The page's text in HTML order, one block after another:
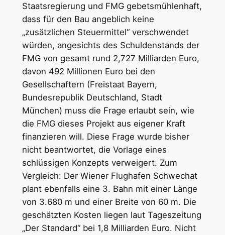
Staatsregierung und FMG gebetsmühlenhaft,
dass für den Bau angeblich keine
„zusätzlichen Steuermittel“ verschwendet
würden, angesichts des Schuldenstands der
FMG von gesamt rund 2,727 Milliarden Euro,
davon 492 Millionen Euro bei den
Gesellschaftern (Freistaat Bayern,
Bundesrepublik Deutschland, Stadt
München) muss die Frage erlaubt sein, wie
die FMG dieses Projekt aus eigener Kraft
finanzieren will. Diese Frage wurde bisher
nicht beantwortet, die Vorlage eines
schlüssigen Konzepts verweigert. Zum
Vergleich: Der Wiener Flughafen Schwechat
plant ebenfalls eine 3. Bahn mit einer Länge
von 3.680 m und einer Breite von 60 m. Die
geschätzten Kosten liegen laut Tageszeitung
„Der Standard“ bei 1,8 Milliarden Euro. Nicht